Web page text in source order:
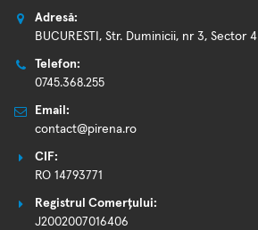
Adresă:
BUCURESTI, Str. Duminicii, nr 3, Sector 4
Telefon:
0745.368.255
Email:
contact@pirena.ro
CIF:
RO 14793771
Registrul Comerțului:
J2002007016406